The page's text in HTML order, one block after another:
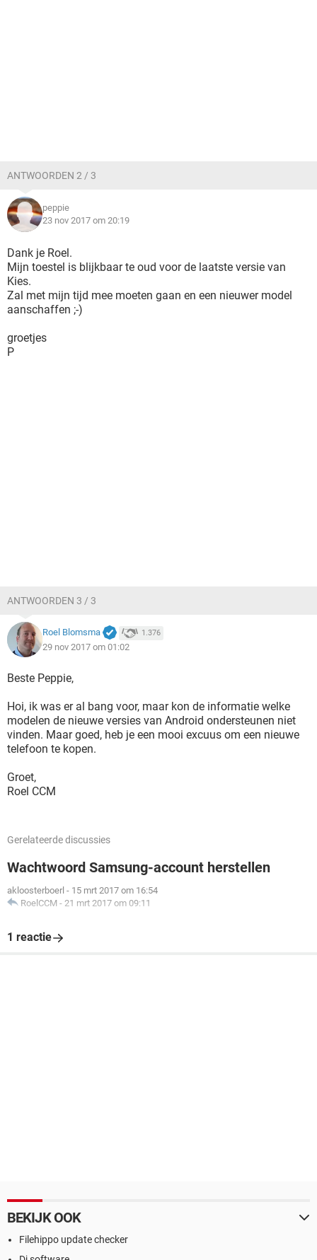
ANTWOORDEN 2 / 3
peppie
23 nov 2017 om 20:19
Dank je Roel.
Mijn toestel is blijkbaar te oud voor de laatste versie van
Kies.
Zal met mijn tijd mee moeten gaan en een nieuwer model
aanschaffen ;-)
groetjes
P
ANTWOORDEN 3 / 3
Roel Blomsma 1.376
29 nov 2017 om 01:02
Beste Peppie,
Hoi, ik was er al bang voor, maar kon de informatie welke
modelen de nieuwe versies van Android ondersteunen niet
vinden. Maar goed, heb je een mooi excuus om een nieuwe
telefoon te kopen.
Groet,
Roel CCM
Gerelateerde discussies
Wachtwoord Samsung-account herstellen
akloosterboerl - 15 mrt 2017 om 16:54
RoelCCM - 21 mrt 2017 om 09:11
1 reactie
BEKIJK OOK
Filehippo update checker